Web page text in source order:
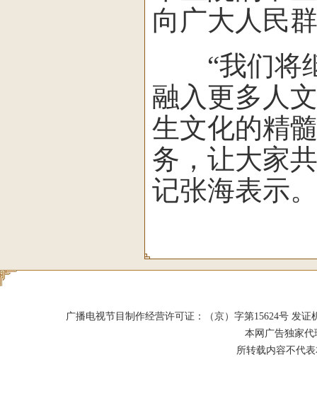
向广大人民
“我们将继
融入更多人
生文化的精
务，让大家
记张海表示
广播电视节目制作经营许可证：（京）字第15624号 发证
本网广告独家
所转载内容不代